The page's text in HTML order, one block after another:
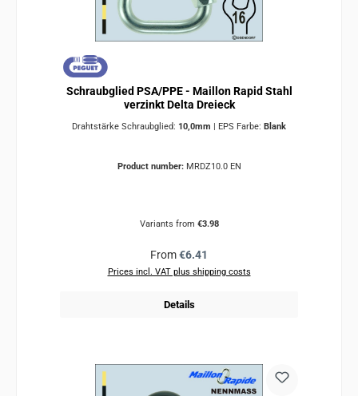
Schraubglied PSA/PPE - Maillon Rapid Stahl
verzinkt Delta Dreieck
Drahtstärke Schraubglied: 10,0mm | EPS Farbe: Blank
Product number: MRDZ10.0 EN
Variants from €3.98
Regular price:
From€6.41
Prices incl. VAT plus shipping costs
Details